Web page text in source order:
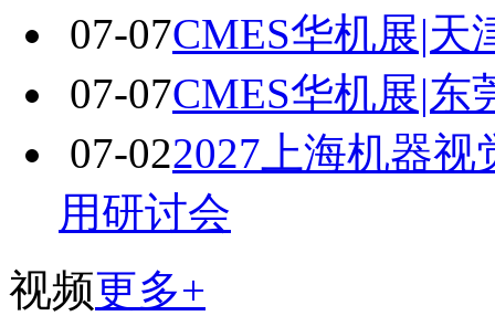
07-07CMES华机展|天
07-07CMES华机展|东
07-022027上海机器
用研讨会
视频更多+